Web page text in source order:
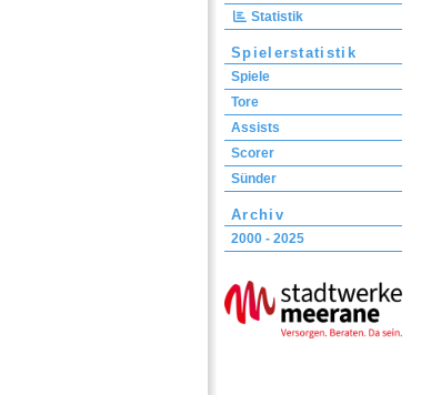
Statistik
Spielerstatistik
Spiele
Tore
Assists
Scorer
Sünder
Archiv
2000 - 2025